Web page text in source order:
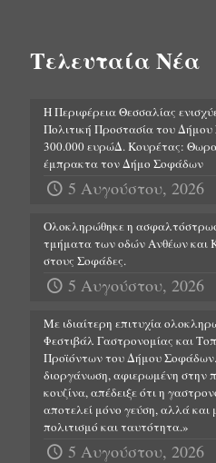
Τελευταία Νέα
Η Περιφέρεια Θεσσαλίας
Πολιτική Προστασία του
300.000 ευρώΔ. Κουρέτας:
έμπρακτα τον Δήμο Σοφάδων
5 Αυγούστου, 2026
Ολοκληρώθηκε η
τμήματα των οδών Ανθέων και
στους Σοφάδες.
5 Αυγούστου, 2026
Με ιδιαίτερη επιτυχία
Φεστιβάλ Γαστρονομίας και
Προϊόντων του Δήμου
διοργάνωση, αφιερωμένη στην
κουζίνα, απέδειξε ότι η
αποτελεί μόνο γεύση, αλλά και
πολιτισμό και ταυτότητα.»
5 Αυγούστου, 2026